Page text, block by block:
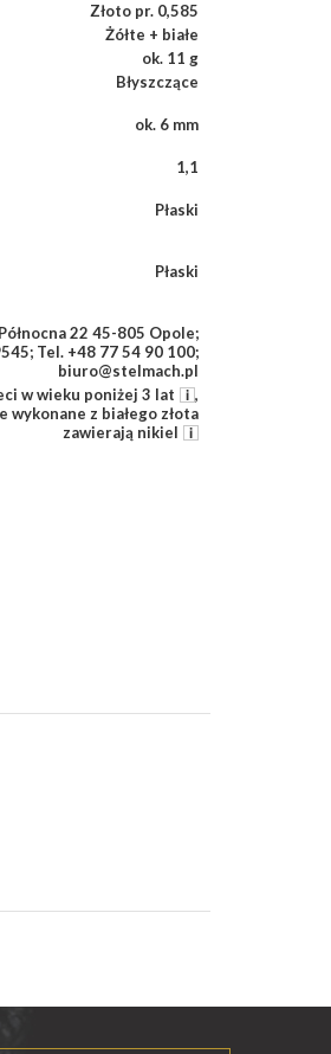
Złoto pr. 0,585
Żółte + białe
ok. 11 g
Błyszczące
ok. 6 mm
1,1
Płaski
Płaski
22 45-805 Opole;
Tel. +48 77 54 90 100;
biuro@stelmach.pl
w wieku poniżej 3 lat
,
wykonane z białego złota
zawierają nikiel